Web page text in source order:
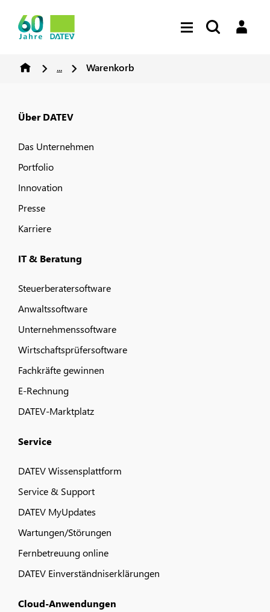
... Warenkorb
Über DATEV
Das Unternehmen
Portfolio
Innovation
Presse
Karriere
IT & Beratung
Steuerberatersoftware
Anwaltssoftware
Unternehmenssoftware
Wirtschaftsprüfersoftware
Fachkräfte gewinnen
E-Rechnung
DATEV-Marktplatz
Service
DATEV Wissensplattform
Service & Support
DATEV MyUpdates
Wartungen/Störungen
Fernbetreuung online
DATEV Einverständniserklärungen
Cloud-Anwendungen